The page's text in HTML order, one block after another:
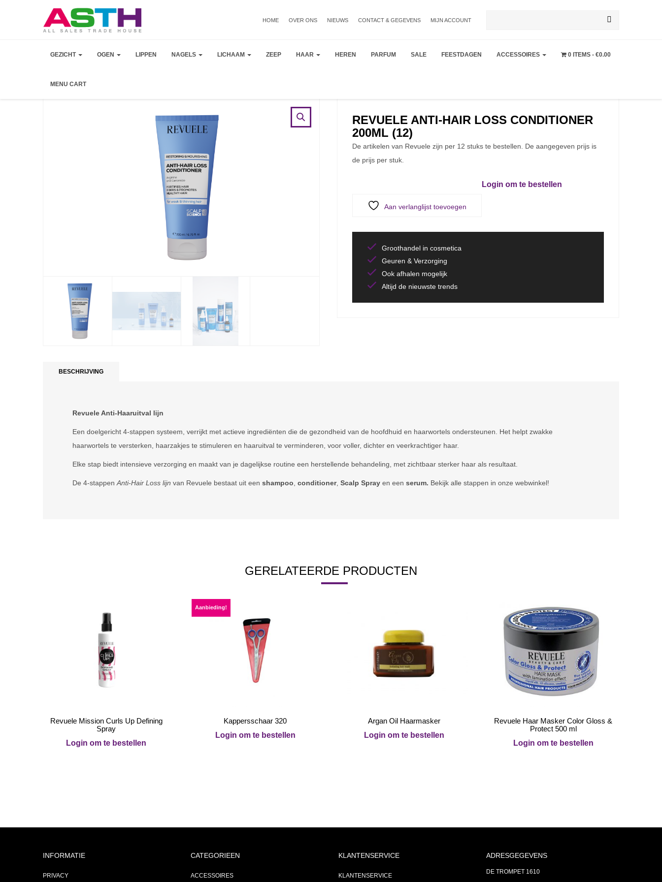
HOME OVER ONS NIEUWS CONTACT & GEGEVENS MIJN ACCOUNT
naar:
GEZICHT OGEN LIPPEN NAGELS LICHAAM ZEEP HAAR HEREN PARFUM SALE FEESTDAGEN ACCESSOIRES 0 ITEMS €0.00
MENU CART
REVUELE ANTI-HAIR LOSS CONDITIONER
200ML (12)
De artikelen van Revuele zijn per 12 stuks te bestellen. De aangegeven prijs is
de prijs per stuk.
Aan verlanglijst toevoegen
Login om te bestellen
Groothandel in cosmetica
Geuren & Verzorging
Ook afhalen mogelijk
Altijd de nieuwste trends
BESCHRIJVING
Revuele Anti-Haaruitval lijn
Een doelgericht 4-stappen systeem, verrijkt met actieve ingrediënten die de gezondheid van de hoofdhuid en haarwortels ondersteunen. Het helpt zwakke
haarwortels te versterken, haarzakjes te stimuleren en haaruitval te verminderen, voor voller, dichter en veerkrachtiger haar.
Elke stap biedt intensieve verzorging en maakt van je dagelijkse routine een herstellende behandeling, met zichtbaar sterker haar als resultaat.
De 4-stappen Anti-Hair Loss lijn van Revuele bestaat uit een shampoo conditioner, Scalp Spray en een serum. Bekijk alle stappen in onze webwinkel!
GERELATEERDE PRODUCTEN
Revuele Mission Curls Up Defining
Spray
Login om te bestellen
Aanbieding!
Kappersschaar 320
Login om te bestellen
Argan Oil Haarmasker
Login om te bestellen
Revuele Haar Masker Color Gloss &
Protect 500 ml
Login om te bestellen
INFORMATIE
PRIVACY
CATEGORIEEN
ACCESSOIRES
KLANTENSERVICE
KLANTENSERVICE
ADRESGEGEVENS
DE TROMPET 1610